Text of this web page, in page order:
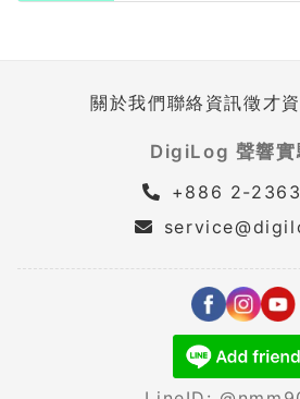
關於我們聯絡資訊徵才
DigiLog 聲響實
+886 2-